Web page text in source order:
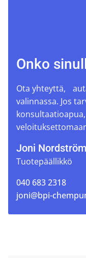
Onko
Ota yhteyttä,
valinnassa. Jos
Joni Nordström
Tuotepäällikkö
040 683 2318
joni@bpi-